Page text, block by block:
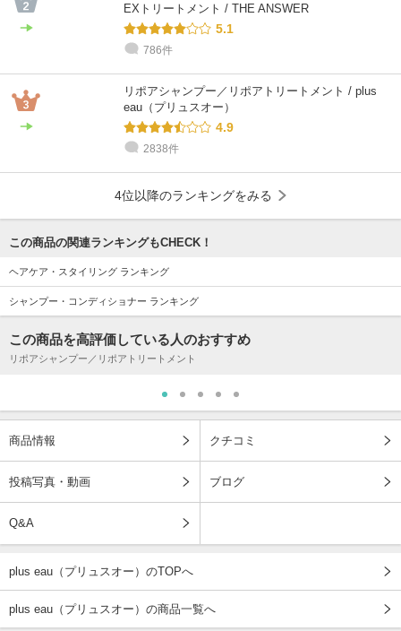
EXトリートメント / THE ANSWER
5.1
786件
リポアシャンプー／リポアトリートメント / plus
eau（プリュスオー）
4.9
2838件
4位以降のランキングをみる
この商品の関連ランキングもCHECK！
ヘアケア・スタイリング ランキング
シャンプー・コンディショナー ランキング
この商品を高評価している人のおすすめ
リポアシャンプー／リポアトリートメント
商品情報 クチコミ
投稿写真・動画 ブログ
Q&A
plus eau（プリュスオー）のTOPへ
plus eau（プリュスオー）の商品一覧へ